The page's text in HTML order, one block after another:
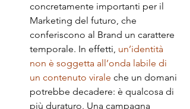
concretamente importanti per il
Marketing del futuro, che
conferiscono al Brand un carattere
temporale. In effetti, un’identità
non è soggetta all’onda labile di
un contenuto virale che un domani
potrebbe decadere: è qualcosa di
più duraturo. Una campagna